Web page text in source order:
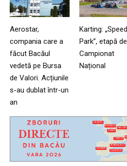
Aerostar,
compania care a
făcut Bacăul
vedetă pe Bursa
de Valori. Acțiunile
s-au dublat într-un
an
Karting: „Speed
Park”, etapă de
Campionat
Național